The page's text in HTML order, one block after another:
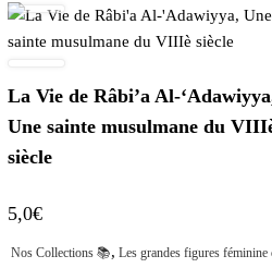
La Vie de Râbi’a Al-
Une sainte musulmane du
siècle
5,0€
Nos Collections 📚, Les grandes figures féminine